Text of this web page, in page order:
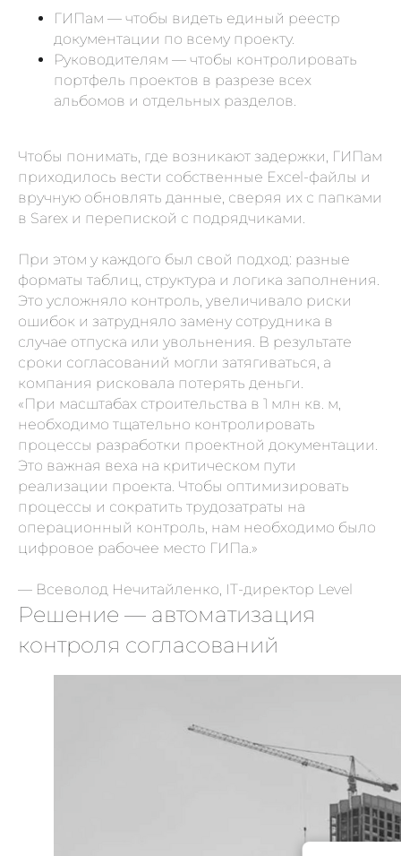
ГИПам — чтобы видеть единый реестр
документации по всему проекту.
Руководителям — чтобы контролировать
портфель проектов в разрезе всех
альбомов и отдельных разделов.
Чтобы понимать, где возникают задержки, ГИПам
приходилось вести собственные Excel-файлы и
вручную обновлять данные, сверяя их с папками
в Sarex и перепиской с подрядчиками.
При этом у каждого был свой подход: разные
форматы таблиц, структура и логика заполнения.
Это усложняло контроль, увеличивало риски
ошибок и затрудняло замену сотрудника в
случае отпуска или увольнения. В результате
сроки согласований могли затягиваться, а
компания рисковала потерять деньги.
«При масштабах строительства в 1 млн кв. м,
необходимо тщательно контролировать
процессы разработки проектной документации.
Это важная веха на критическом пути
реализации проекта. Чтобы оптимизировать
процессы и сократить трудозатраты на
операционный контроль, нам необходимо было
цифровое рабочее место ГИПа.»
— Всеволод Нечитайленко, IT-директор Level
Решение — автоматизация
контроля согласований